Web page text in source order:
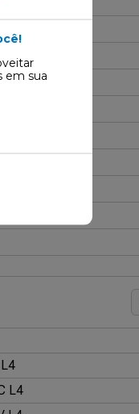
em sua
L4